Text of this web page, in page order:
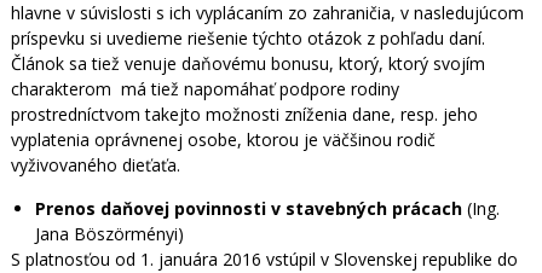
hlavne v súvislosti s ich vyplácaním zo zahraničia, v nasledujúcom
príspevku si uvedieme riešenie týchto otázok z pohľadu daní.
Článok sa tiež venuje daňovému bonusu, ktorý, ktorý svojím
charakterom má tiež napomáhať podpore rodiny
prostredníctvom takejto možnosti zníženia dane, resp. jeho
vyplatenia oprávnenej osobe, ktorou je väčšinou rodič
vyživovaného dieťaťa.
Prenos daňovej povinnosti v stavebných prácach (Ing.
Jana Böszörményi)
S platnosťou od 1. januára 2016 vstúpil v Slovenskej republike do